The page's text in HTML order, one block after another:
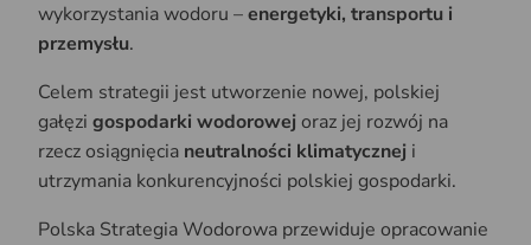
wykorzystania wodoru –energetyki, transportu i
przemysłu.
Celem strategii jest utworzenie nowej, polskiej
gałęzi gospodarki wodorowejoraz jej rozwój na
rzecz osiągnięcia neutralności klimatycznej i
utrzymania konkurencyjności polskiej gospodarki.
Polska Strategia Wodorowa przewiduje opracowanie